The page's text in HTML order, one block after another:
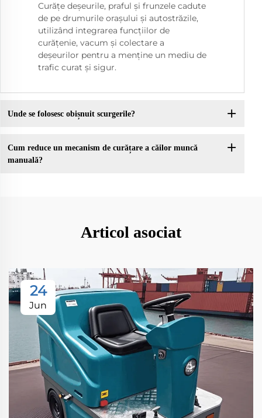
Curățe deșeurile, praful și frunzele cadute
de pe drumurile orașului și autostrăzile,
utilizând integrarea funcțiilor de
curățenie, vacum și colectare a
deșeurilor pentru a menține un mediu de
trafic curat și sigur.
Unde se folosesc obișnuit scurgerile?
Cum reduce un mecanism de curățare a căilor muncă
manuală?
Articol asociat
24
Jun